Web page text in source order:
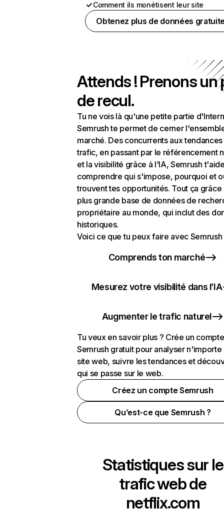
Comment ils monétisent leur site
Obtenez plus de données
Attends ! Prenons un
de recul.
Tu ne vois là qu'une petite partie
Semrush te permet de cerner
marché. Des concurrents aux
trafic, en passant par le référencement
et la visibilité grâce à l'IA, Semrush
comprendre qui s'impose, pourquoi et
trouvent tes opportunités. Tout ça grâce
plus grande base de données de
propriétaire au monde, qui inclut des
historiques.
Voici ce que tu peux faire avec Semrush
Comprends ton marché
Mesurez votre visibilité dans l’IA
Augmenter le trafic naturel
Tu veux en savoir plus ? Crée un compte
Semrush gratuit pour analyser n'importe
site web, suivre les tendances et
qui se passe sur le web.
Créez un compte Semrush
Qu’est-ce que Semrush ?
Statistiques sur le
trafic web de
netflix.com